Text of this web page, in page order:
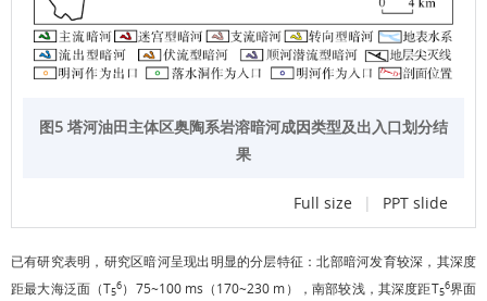
图5 塔河油田主体区奥陶系岩溶暗河成因类型及出入口划分结
果
Full size | PPT slide
已有研究表明，研究区暗河呈现出明显的分层特征：北部暗河发育较深，其深度
距最大海泛面（T5
6）75~100 ms（170~230 m），南部较浅，其深度距T5
6界面